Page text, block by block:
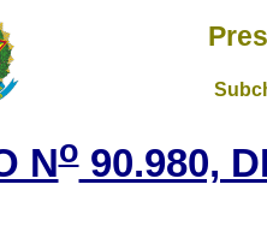
No90.980,